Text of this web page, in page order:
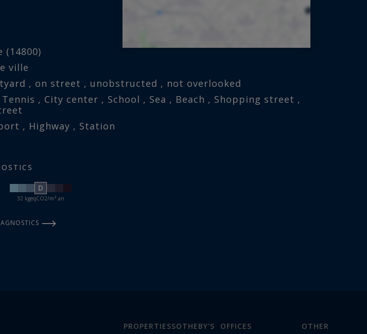
(14800)
ville
, on street , unobstructed , not overlooked
, City center , School , Sea , Beach , Shopping street ,
, Highway , Station
D
32 kgeqCO2/m².an
PROPERTIESSOTHEBY'S
OFFICES
OTHER